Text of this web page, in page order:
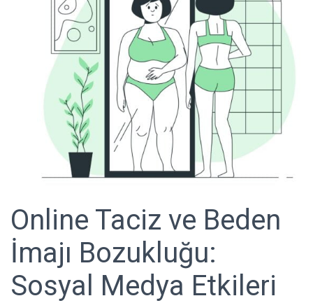
Online Taciz ve Beden
İmajı Bozukluğu:
Sosyal Medya Etkileri